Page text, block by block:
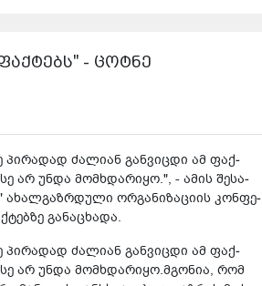
- ცოტნე
პი­რა­დად ძა­ლი­ან გან­ვიც­დი ამ ფაქ­
არ უნდა მომ­ხდა­რი­ყო.", - ამის შე­სა­
ახალ­გაზ­რდუ­ლი ორ­გა­ნი­ზა­ცი­ის კონ­ფე­
გა­ნა­ცხა­და.
პი­რა­დად ძა­ლი­ან გან­ვიც­დი ამ ფაქ­
არ უნდა მომ­ხდა­რი­ყო.მგო­ნია, რომ